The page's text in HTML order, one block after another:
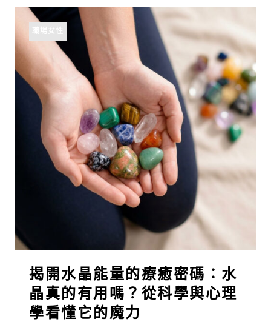
職場女性
揭開水晶能量的療癒密碼：水
晶真的有用嗎？從科學與心理
學看懂它的魔力